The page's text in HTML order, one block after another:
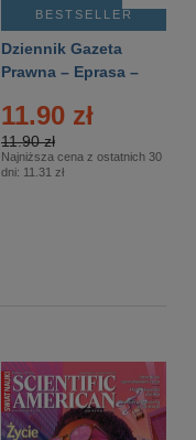
BESTSELLER
Dziennik Gazeta
Prawna – Eprasa –
11.90 zł
11.90 zł
Najniższa cena z ostatnich 30
dni: 11.31 zł